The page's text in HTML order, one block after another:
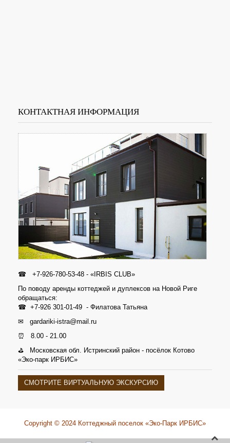
КОНТАКТНАЯ ИНФОРМАЦИЯ
☎ +7-926-780-53-48 - «IRBIS CLUB»
По поводу аренды коттеджей и дуплексов на Новой Риге
обращаться:
☎ +7-926 301-01-49 - Филатова Татьяна
✉ gardariki-istra@mail.ru
⏰ 8.00 - 21.00
⛳ Московская обл. Истринский район - посёлок Котово
«Эко-парк ИРБИС»
СМОТРИТЕ ВИРТУАЛЬНУЮ ЭКСКУРСИЮ
Copyright © 2024 Коттеджный поселок «Эко-Парк ИРБИС»